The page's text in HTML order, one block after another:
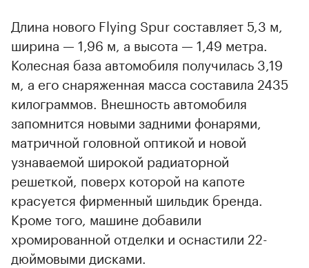
Длина нового Flying Spur составляет 5,3 м,
ширина — 1,96 м, а высота — 1,49 метра.
Колесная база автомобиля получилась 3,19
м, а его снаряженная масса составила 2435
килограммов. Внешность автомобиля
запомнится новыми задними фонарями,
матричной головной оптикой и новой
узнаваемой широкой радиаторной
решеткой, поверх которой на капоте
красуется фирменный шильдик бренда.
Кроме того, машине добавили
хромированной отделки и оснастили 22-
дюймовыми дисками.